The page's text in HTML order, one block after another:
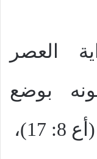
العصر
بوضع